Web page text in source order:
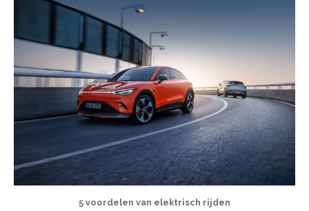
5 voordelen van elektrisch rijden